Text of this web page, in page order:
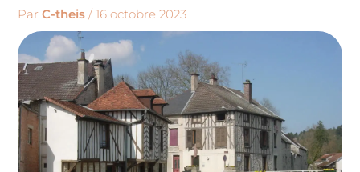
ParC-theis/16 octobre 2023